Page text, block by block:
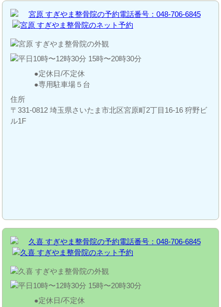
定休日/不定休
専用駐車場５台
住所
〒331-0812 埼玉県さいたま市北区宮原町2丁目16-16 狩野ビ
ル1F
定休日/不定休